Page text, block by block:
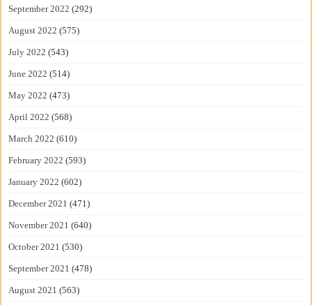
September 2022 (292)
August 2022 (575)
July 2022 (543)
June 2022 (514)
May 2022 (473)
April 2022 (568)
March 2022 (610)
February 2022 (593)
January 2022 (602)
December 2021 (471)
November 2021 (640)
October 2021 (530)
September 2021 (478)
August 2021 (563)